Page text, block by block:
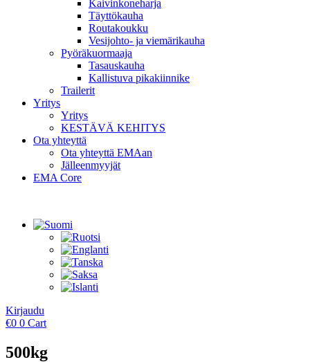
Kaivinkoneharja
Täyttökauha
Routakoukku
Vesijohto- ja viemärikauha
Pyöräkuormaaja
Tasauskauha
Kallistuva pikakiinnike
Trailerit
Yritys
Yritys
KESTÄVÄ KEHITYS
Ota yhteyttä
Ota yhteyttä EMAan
Jälleenmyyjät
EMA Core
Kirjaudu
€0 0 Cart
500kg